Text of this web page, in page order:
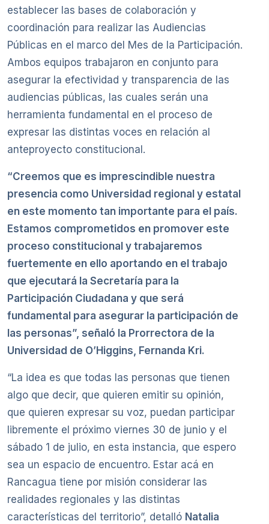
establecer las bases de colaboración y
coordinación para realizar las Audiencias
Públicas en el marco del Mes de la Participación.
Ambos equipos trabajaron en conjunto para
asegurar la efectividad y transparencia de las
audiencias públicas, las cuales serán una
herramienta fundamental en el proceso de
expresar las distintas voces en relación al
anteproyecto constitucional.
“Creemos que es imprescindible nuestra
presencia como Universidad regional y estatal
en este momento tan importante para el país.
Estamos comprometidos en promover este
proceso constitucional y trabajaremos
fuertemente en ello aportando en el trabajo
que ejecutará la Secretaría para la
Participación Ciudadana y que será
fundamental para asegurar la participación de
las personas”, señaló la Prorrectora de la
Universidad de O’Higgins, Fernanda Kri.
“La idea es que todas las personas que tienen
algo que decir, que quieren emitir su opinión,
que quieren expresar su voz, puedan participar
libremente el próximo viernes 30 de junio y el
sábado 1 de julio, en esta instancia, que espero
sea un espacio de encuentro. Estar acá en
Rancagua tiene por misión considerar las
realidades regionales y las distintas
características del territorio”, detalló Natalia